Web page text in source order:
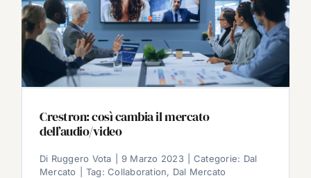
Crestron: così cambia il mercato
dell’audio/video
Di Ruggero Vota 9 Marzo 2023 Categorie: Dal
Mercato
Tag:Collaboration, Dal Mercato